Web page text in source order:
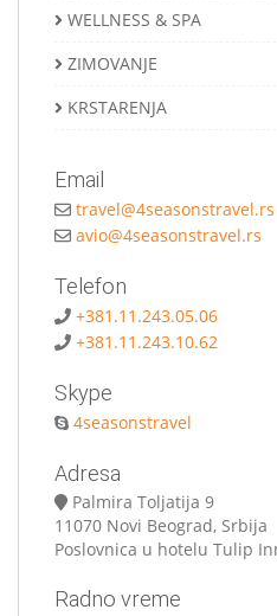
WELLNESS & SPA
ZIMOVANJE
KRSTARENJA
Email
travel@4seasonstravel.rs
avio@4seasonstravel.rs
Telefon
+381.11.243.05.06
+381.11.243.10.62
Skype
4seasonstravel
Adresa
Palmira Toljatija 9
11070 Novi Beograd, Srbija
Poslovnica u hotelu Tulip
Radno vreme